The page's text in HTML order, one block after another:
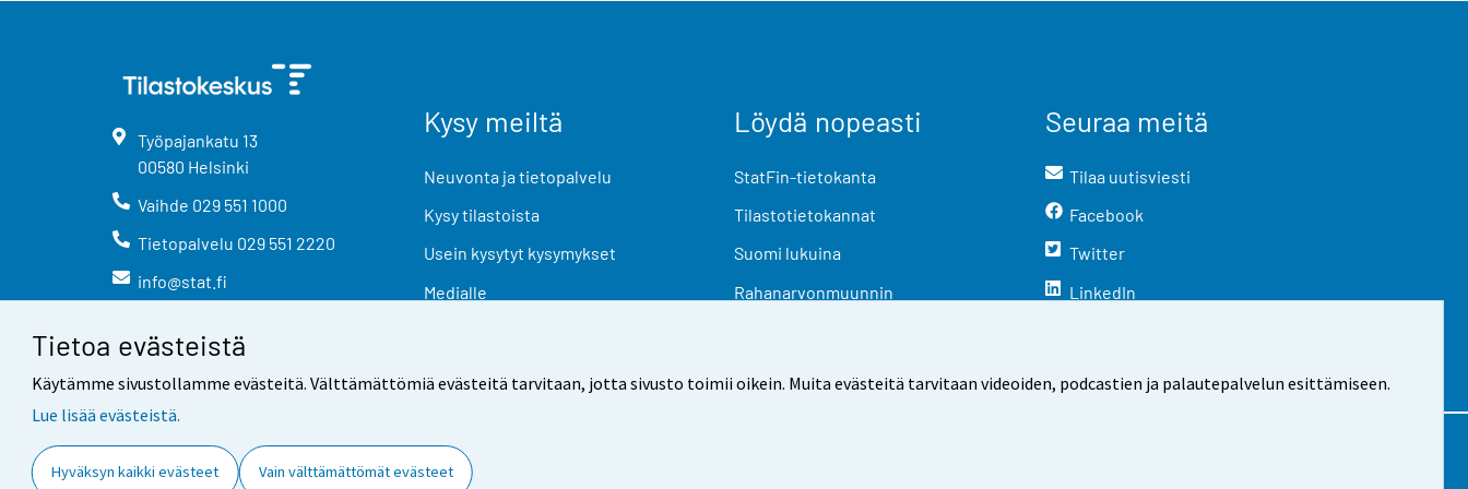
Tietoa evästeistä
Käytämme sivustollamme evästeitä. Välttämättömiä evästeitä tarvitaan, jotta sivusto toimii oikein. Muita evästeitä tarvitaan videoiden, podcastien ja palautepalvelun esittämiseen.
Lue lisää evästeistä.
Hyväksyn kaikki evästeet Vain välttämättömät evästeet
Työpajankatu 13
00580 Helsinki
Vaihde 029 551 1000
Tietopalvelu 029 551 2220
info@stat.fi
Kysy meiltä
Neuvonta ja tietopalvelu
Kysy tilastoista
Usein kysytyt kysymykset
Medialle
Löydä nopeasti
StatFin-tietokanta
Tilastotietokannat
Suomi lukuina
Rahanarvonmuunnin
Seuraa meitä
Tilaa uutisviesti
Facebook
Twitter
LinkedIn
Palaute